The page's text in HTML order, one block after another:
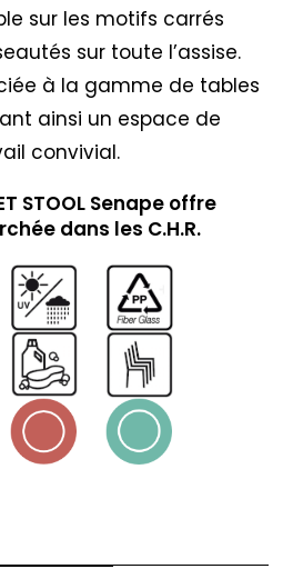
sur les motifs carrés
sur toute l’assise.
à la gamme de tables
ainsi un espace de
convivial.
STOOL Senape offre
dans les C.H.R.